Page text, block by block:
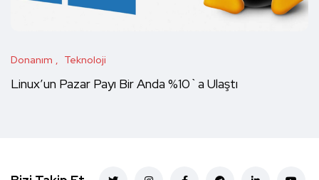
Donanım Teknoloji
Linux’un Pazar Payı Bir Anda %10`a Ulaştı